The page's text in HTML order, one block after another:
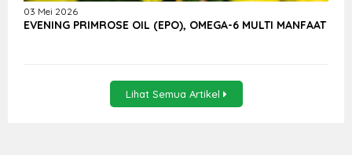
03 Mei 2026
EVENING PRIMROSE OIL (EPO), OMEGA-6 MULTI MANFAAT
Lihat Semua Artikel